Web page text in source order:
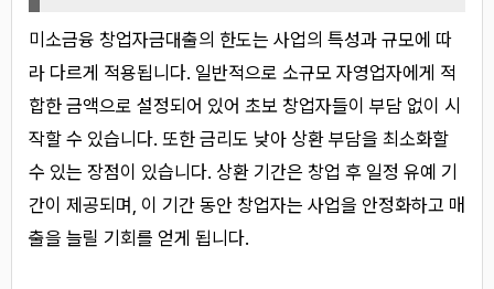
미소금융 창업자금대출의 한도는 사업의 특성과 규모에 따
라 다르게 적용됩니다. 일반적으로 소규모 자영업자에게 적
합한 금액으로 설정되어 있어 초보 창업자들이 부담 없이 시
작할 수 있습니다. 또한 금리도 낮아 상환 부담을 최소화할
수 있는 장점이 있습니다. 상환 기간은 창업 후 일정 유예 기
간이 제공되며, 이 기간 동안 창업자는 사업을 안정화하고 매
출을 늘릴 기회를 얻게 됩니다.